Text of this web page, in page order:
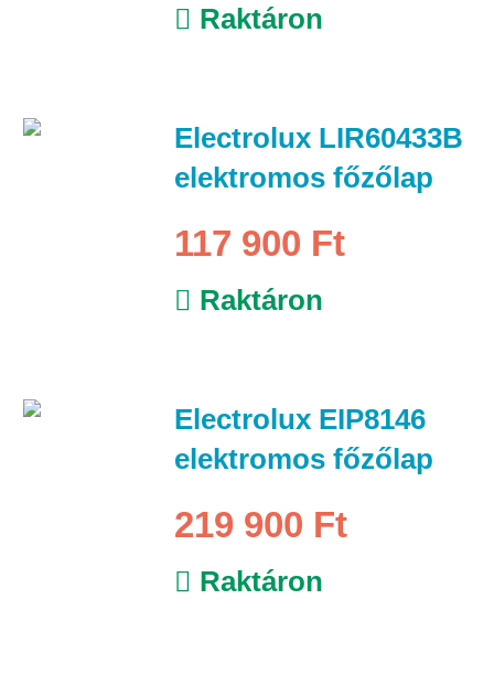
Raktáron
Electrolux LIR60433B
elektromos főzőlap
117 900 Ft
Raktáron
Electrolux EIP8146
elektromos főzőlap
219 900 Ft
Raktáron